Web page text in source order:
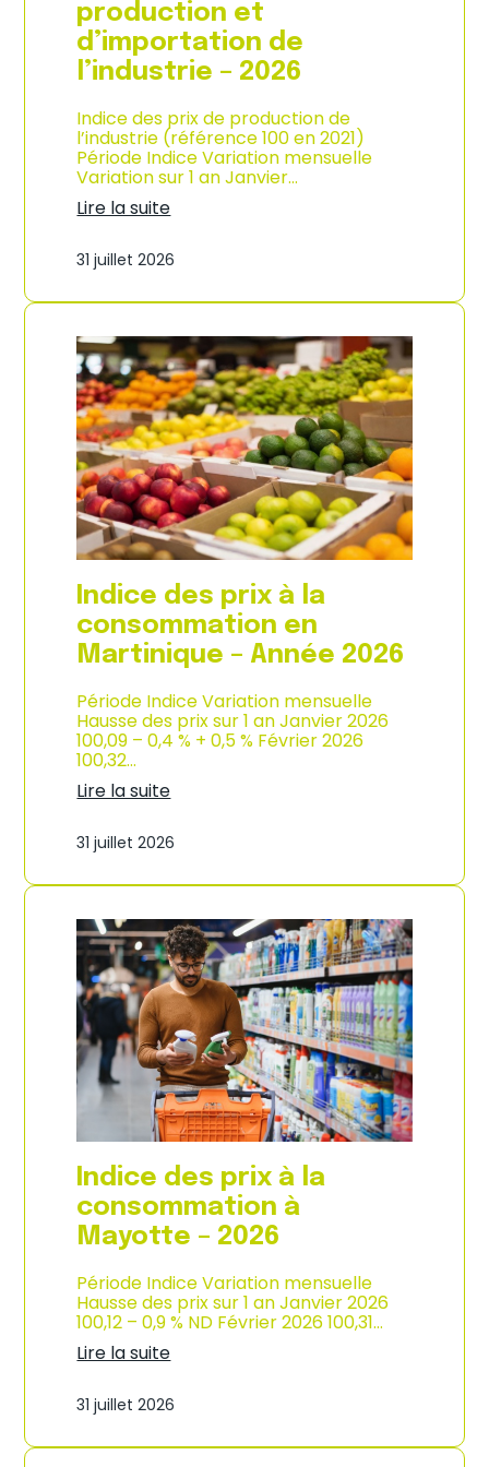
s
o
m
m
a
i
o
n
e
n
G
a
e
o
u
p
e
–
A
n
n
é
e
2
0
2
6
production et
d’importation de
l’industrie – 2026
Indice des prix de production de
l’industrie (référence 100 en 2021)
Période Indice Variation mensuelle
Variation sur 1 an Janvier…
Lire la suite
n
i
e
d
e
s
p
r
i
x
d
e
p
r
o
d
u
c
t
o
n
e
’
m
p
r
t
a
t
i
o
n
d
e
l
’
i
n
d
u
s
t
r
i
–
2
0
6
31 juillet 2026
Indice des prix à la
consommation en
Martinique – Année 2026
Période Indice Variation mensuelle
Hausse des prix sur 1 an Janvier 2026
100,09 – 0,4 % + 0,5 % Février 2026
100,32…
Lire la suite
n
i
e
d
e
s
r
i
x
à
l
a
c
o
n
s
o
m
a
t
i
n
n
M
31 juillet 2026
Indice des prix à la
consommation à
Mayotte – 2026
Période Indice Variation mensuelle
Hausse des prix sur 1 an Janvier 2026
100,12 – 0,9 % ND Février 2026 100,31…
Lire la suite
n
i
31 juillet 2026